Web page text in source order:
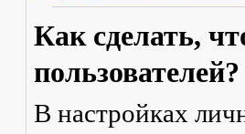
Как сделать,
пользователей?
В настройках